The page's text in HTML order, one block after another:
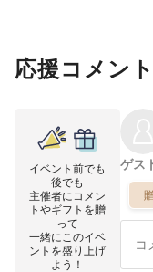
応援コメン
イベント前でも
後でも
主催者にコメン
トやギフトを贈
って
一緒にこのイベ
ントを盛り上げ
よう！
ゲス